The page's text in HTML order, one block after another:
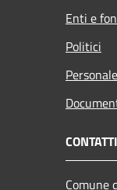
Enti e
Politici
CONTATTI
Comune